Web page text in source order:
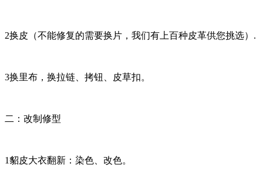
2换皮（不能修复的需要换片，我们有上百种皮革供您挑选）.
3换里布，换拉链、拷钮、皮草扣。
二：改制修型
1貂皮大衣翻新：染色、改色。